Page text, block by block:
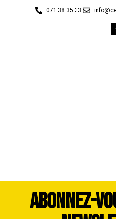
071 38 35 33
ABONNEZ-